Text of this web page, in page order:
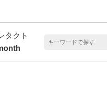
タクト